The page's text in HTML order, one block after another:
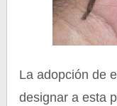
La adopción de
designar a esta